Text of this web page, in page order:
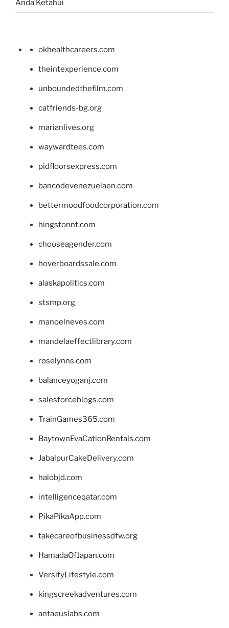
Anda Ketahui
okhealthcareers.com
theintexperience.com
unboundedthefilm.com
catfriends-bg.org
marianlives.org
waywardtees.com
pidfloorsexpress.com
bancodevenezuelaen.com
bettermoodfoodcorporation.com
hingstonnt.com
chooseagender.com
hoverboardssale.com
alaskapolitics.com
stsmp.org
manoelneves.com
mandelaeffectlibrary.com
roselynns.com
balanceyoganj.com
salesforceblogs.com
TrainGames365.com
BaytownEvaCationRentals.com
JabalpurCakeDelivery.com
halobjd.com
intelligenceqatar.com
PikaPikaApp.com
takecareofbusinessdfw.org
HamadaOfJapan.com
VersifyLifestyle.com
kingscreekadventures.com
antaeuslabs.com